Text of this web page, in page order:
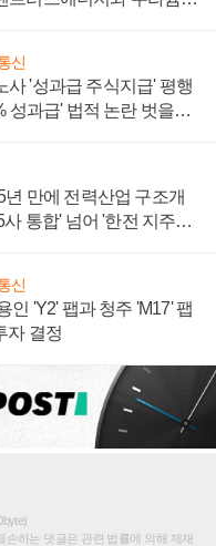
신
사 '성과급 주식지급' 평행
성과급' 법적 논란 벗을지
년 만에 전력산업 구조개
통합' 넘어 '한전 지주사'
신
인 'Y2' 팹과 청주 'M17' 팹
자 결정
하는 댓글은 관련 법률에 의해 제재